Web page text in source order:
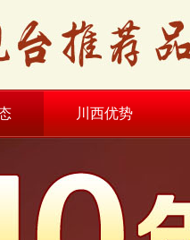
川西优势